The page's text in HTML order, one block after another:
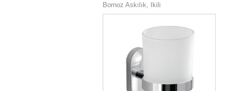
Bornoz Askılık, Ikili